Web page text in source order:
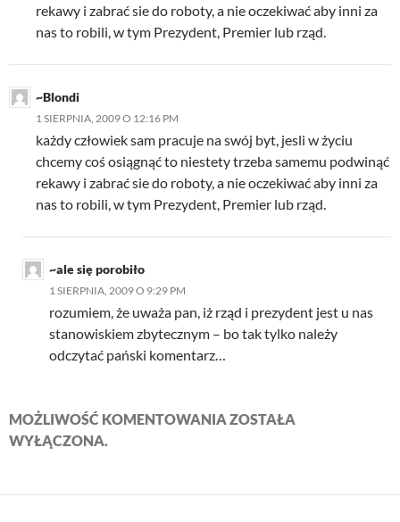
rekawy i zabrać sie do roboty, a nie oczekiwać aby inni za
nas to robili, w tym Prezydent, Premier lub rząd.
~Blondi
1 SIERPNIA, 2009 O 12:16 PM
każdy człowiek sam pracuje na swój byt, jesli w życiu
chcemy coś osiągnąć to niestety trzeba samemu podwinąć
rekawy i zabrać sie do roboty, a nie oczekiwać aby inni za
nas to robili, w tym Prezydent, Premier lub rząd.
~ale się porobiło
1 SIERPNIA, 2009 O 9:29 PM
rozumiem, że uważa pan, iż rząd i prezydent jest u nas
stanowiskiem zbytecznym – bo tak tylko należy
odczytać pański komentarz…
MOŻLIWOŚĆ KOMENTOWANIA ZOSTAŁA
WYŁĄCZONA.